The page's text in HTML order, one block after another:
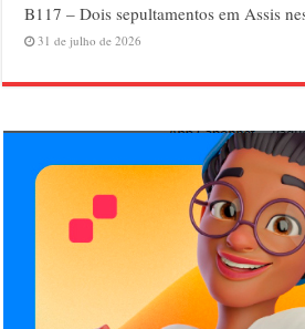
B117 – Dois sepultamentos em Assis
31 de julho de 2026